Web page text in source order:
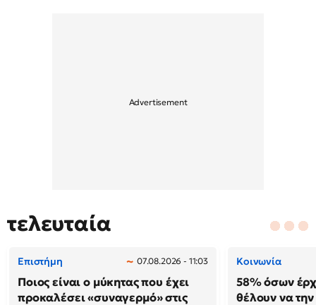
τελευταία
Επιστήμη 07.08.2026 - 11:03
Ποιος είναι ο μύκητας που έχει
προκαλέσει «συναγερμό» στις
Κοινωνία
58% όσων
θέλουν να